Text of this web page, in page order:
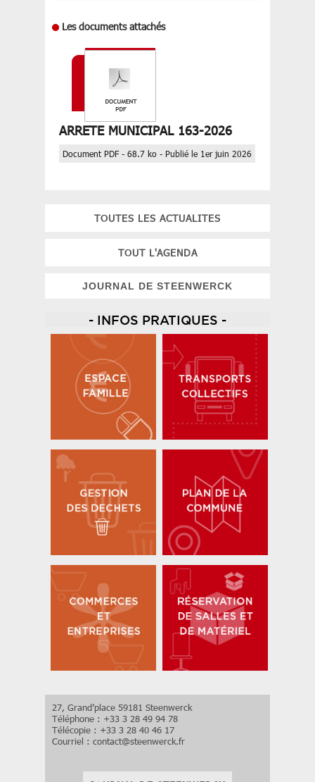
Les documents attachés
ARRETE MUNICIPAL 163-2026
Document PDF - 68.7 ko - Publié le 1er juin 2026
TOUTES LES ACTUALITES
TOUT L'AGENDA
JOURNAL DE STEENWERCK
- INFOS PRATIQUES -
27, Grand’place 59181 Steenwerck
Téléphone : +33 3 28 49 94 78
Télécopie : +33 3 28 40 46 17
Courriel : contact@steenwerck.fr